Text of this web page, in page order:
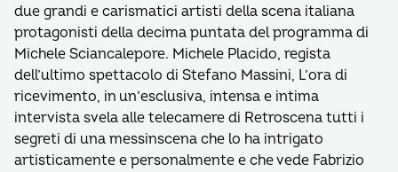
due grandi e carismatici artisti della scena italiana
protagonisti della decima puntata del programma di
Michele Sciancalepore. Michele Placido, regista
dell’ultimo spettacolo di Stefano Massini, L’ora di
ricevimento, in un’esclusiva, intensa e intima
intervista svela alle telecamere di Retroscena tutti i
segreti di una messinscena che lo ha intrigato
artisticamente e personalmente e che vede Fabrizio